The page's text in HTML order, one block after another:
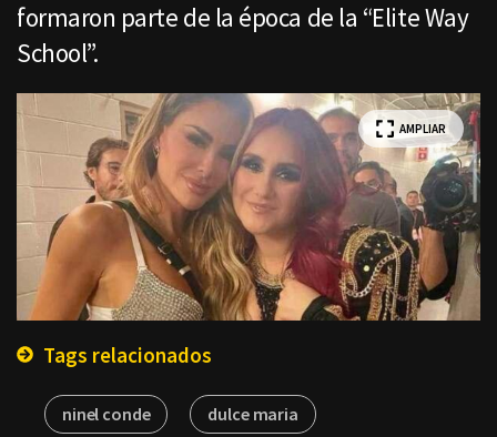
formaron parte de la época de la “Elite Way
School”.
AMPLIAR
Tags relacionados
ninel conde dulce maria